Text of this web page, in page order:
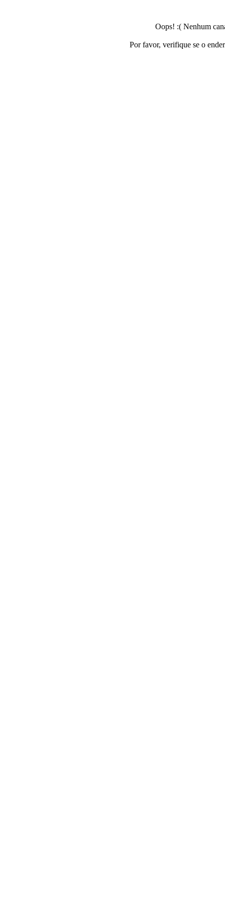
Oops! :( Nenhum
Por favor, verifique se o